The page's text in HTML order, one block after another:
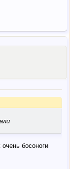
босоноги